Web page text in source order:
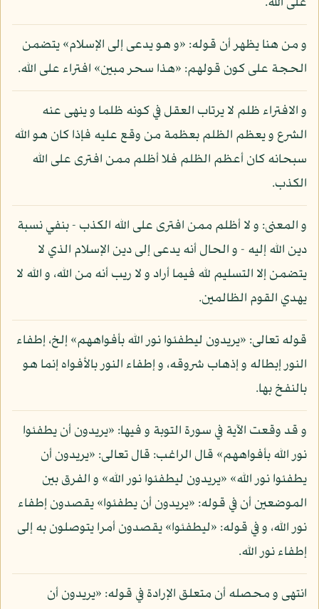
و من هنا يظهر أن قوله: «و هو يدعى إلى الإسلام» يتضمن
الحجة على كون قولهم: «هذا سحر مبين» افتراء على الله.
و الافتراء ظلم لا يرتاب العقل في كونه ظلما و ينهى عنه
الشرع و يعظم الظلم بعظمة من وقع عليه فإذا كان هو الله
سبحانه كان أعظم الظلم فلا أظلم ممن افترى على الله
الكذب.
و المعنى: و لا أظلم ممن افترى على الله الكذب - بنفي نسبة
دين الله إليه - و الحال أنه يدعى إلى دين الإسلام الذي لا
يتضمن إلا التسليم لله فيما أراد و لا ريب أنه من الله، و الله لا
يهدي القوم الظالمين.
قوله تعالى: «يريدون ليطفئوا نور الله بأفواههم» إلخ، إطفاء
النور إبطاله و إذهاب شروقه، و إطفاء النور بالأفواه إنما هو
بالنفخ بها.
و قد وقعت الآية في سورة التوبة و فيها: «يريدون أن يطفئوا
نور الله بأفواههم» قال الراغب: قال تعالى: «يريدون أن
يطفئوا نور الله» «يريدون ليطفئوا نور الله» و الفرق بين
الموضعين أن في قوله: «يريدون أن يطفئوا» يقصدون إطفاء
نور الله، و في قوله: «ليطفئوا» يقصدون أمرا يتوصلون به إلى
إطفاء نور الله.
انتهى و محصله أن متعلق الإرادة في قوله: «يريدون أن